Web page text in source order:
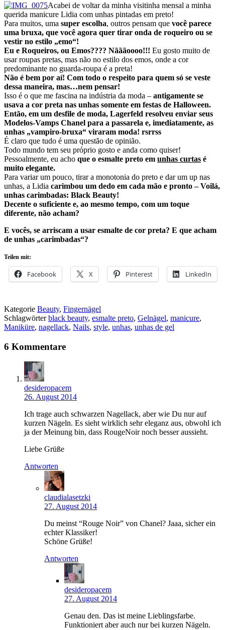
Acabei de voltar da minha visitinha mensal a minha
querida manicure Lidia com unhas pintadas em preto!
Para muitos, uma super escolha, outros pensam que você parece
uma bruxa, que você agora quer tirar onda de roqueiro ou se
vestir no estilo „emo“!
Eu e Roqueiros, ou Emos???? Nãããoooo!!! Eu gosto muito de
usar roupas pretas, mas não no estilo dos emos, onde a cor
predominante no guarda-roupa é a preta!
Não é bem por aí! Com todo o respeito para quem só se veste
dessa maneira, mas…nem pensar!
Isso é o que me fascina na indústria da moda – antigamente se
usava a cor preta nas unhas somente em festas de Halloween.
Então, em um desfile de moda, Lagerfeld resolveu enviar seus
Modelos-Vamps Chanel para a passarela e, imediatamente, as
unhas „vampiro-bruxa“ viraram moda! rsrrss
É claro que tudo é uma questão de opinião.
Todo mundo tem seu próprio gosto e anda como quiser!
Pessoalmente, eu acho que o esmalte preto em unhas curtas é
muito elegante.
Para variar um pouco, tirar a monotonia do preto e dar um up nas
unhas, a Lidia carimbou um dedo em cada mão e pronto – Voilá,
unhas carimbadas: Black Beauty!
Decente o suficiente e, ao mesmo tempo, com um toque
diferente, não acham?
E vocês, se arriscam a usar esmalte de cor preta? E que acham
de unhas „carimbadas“?
Teilen mit:
Facebook X Pinterest LinkedIn
Kategorie Beauty, Fingernägel
Schlagwörterblack beauty, esmalte preto, Gelnägel, manicure,
Maniküre, nagellack, Nails, style, unhas, unhas de gel
6 Kommentare
desideropacem
26. August 2014
Ich trage auch schwarzen Nagellack, aber wie Du nur auf
kurzen Nägeln. Es sieht wirklich sehr eleganz aus, obwohl ich
ja der Meinung bin, dass RougeNoir noch besser aussieht.
Liebe Grüße
Antworten
claudialasetzki
27. August 2014
Du meinst “Rouge Noir” von Chanel? Jaaa, sicher ein
echter Klassiker!
Schöne Grüße!
Antworten
desideropacem
27. August 2014
Genau den. Das ist meine Lieblingsfarbe.
Funktioniert aber auch nur bei kurzen Nägeln.